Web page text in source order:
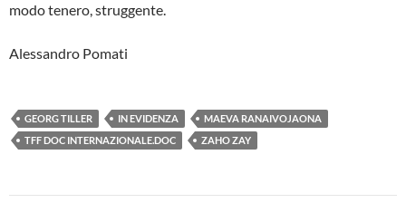
modo tenero, struggente.
Alessandro Pomati
GEORG TILLER IN EVIDENZA
MAEVA RANAIVOJAONA
TFF DOC INTERNAZIONALE.DOC
ZAHO ZAY